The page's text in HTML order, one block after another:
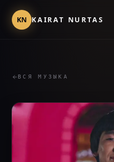
KN KAIRAT NURTAS
ВСЯ МУЗЫКА